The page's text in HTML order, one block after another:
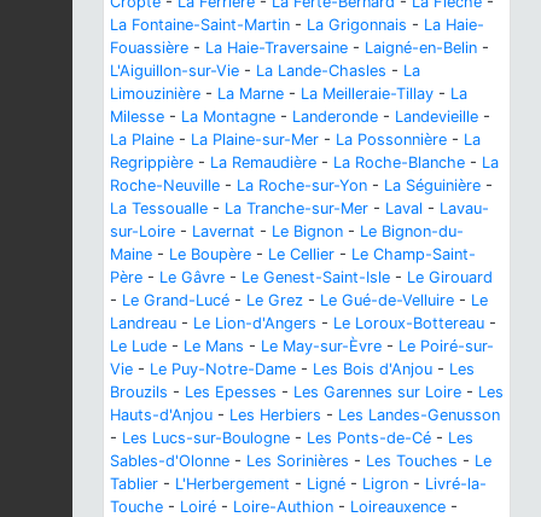
La Fontaine-Saint-Martin - La Grigonnais - La Haie-
Fouassière - La Haie-Traversaine - Laigné-en-Belin -
L'Aiguillon-sur-Vie - La Lande-Chasles - La
Limouzinière - La Marne - La Meilleraie-Tillay - La
Milesse - La Montagne - Landeronde - Landevieille -
La Plaine - La Plaine-sur-Mer - La Possonnière - La
Regrippière - La Remaudière - La Roche-Blanche - La
Roche-Neuville - La Roche-sur-Yon - La Séguinière -
La Tessoualle - La Tranche-sur-Mer - Laval - Lavau-
sur-Loire - Lavernat - Le Bignon - Le Bignon-du-
Maine - Le Boupère - Le Cellier - Le Champ-Saint-
Père - Le Gâvre - Le Genest-Saint-Isle - Le Girouard
- Le Grand-Lucé - Le Grez - Le Gué-de-Velluire - Le
Landreau - Le Lion-d'Angers - Le Loroux-Bottereau -
Le Lude - Le Mans - Le May-sur-Èvre - Le Poiré-sur-
Vie - Le Puy-Notre-Dame - Les Bois d'Anjou - Les
Brouzils - Les Epesses - Les Garennes sur Loire - Les
Hauts-d'Anjou - Les Herbiers - Les Landes-Genusson
- Les Lucs-sur-Boulogne - Les Ponts-de-Cé - Les
Sables-d'Olonne - Les Sorinières - Les Touches - Le
Tablier - L'Herbergement - Ligné - Ligron - Livré-la-
Touche - Loiré - Loire-Authion - Loireauxence -